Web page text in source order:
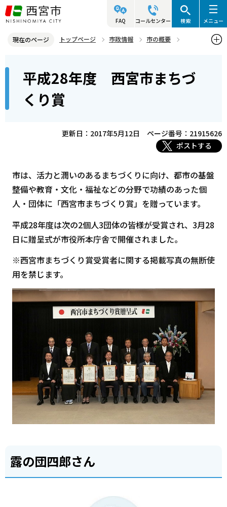
こ
の
ジ
頭
FAQ コールセンター 検索 メニュー
現在のページ トップページ 市政情報
市の概要
平成28年度 西宮市まちづくり賞
平成28年度 西宮市まちづ
くり賞
更新日：2017年5月12日
ページ番号：21915626
ポストする
市は、活力と潤いのあるまちづくりに向け、都市の基盤
整備や教育・文化・福祉などの分野で功績のあった個
人・団体に「西宮市まちづくり賞」を贈っています。
平成28年度は次の2個人3団体の皆様が受賞され、3月28
日に贈呈式が市役所本庁舎で開催されました。
※西宮市まちづくり賞受賞者に関する掲載写真の無断使
用を禁じます。
露の団四郎さん